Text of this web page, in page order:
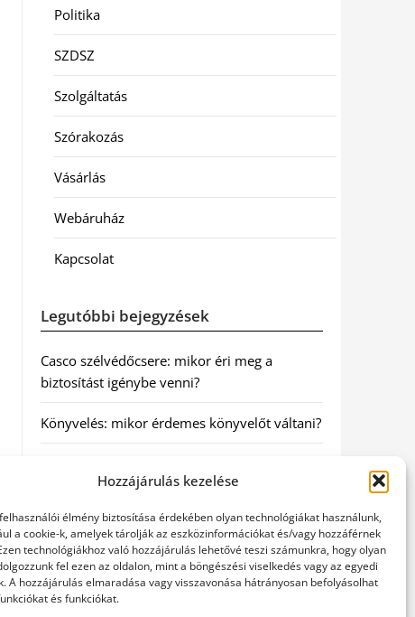
Hozzájárulás kezelése
élmény biztosítása érdekében olyan technológiákat használunk,
a cookie-k, amelyek tárolják az eszközinformációkat és/vagy hozzáférnek
technológiákhoz való hozzájárulás lehetővé teszi számunkra, hogy olyan
fel ezen az oldalon, mint a böngészési viselkedés vagy az egyedi
A hozzájárulás elmaradása vagy visszavonása hátrányosan befolyásolhat
és funkciókat.
Politika
SZDSZ
Szolgáltatás
Szórakozás
Vásárlás
Webáruház
Kapcsolat
Legutóbbi bejegyzések
Casco szélvédőcsere: mikor éri meg a
biztosítást igénybe venni?
Könyvelés: mikor érdemes könyvelőt váltani?
szakszerű jogi háttér a biztonságos
Munkajogi ügyvéd: miért nem érdemes várni
a jogi segítséggel